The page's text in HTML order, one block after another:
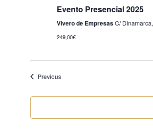
Evento Presencial 2025
Vivero de EmpresasC/
249,00€
PreviousEvents